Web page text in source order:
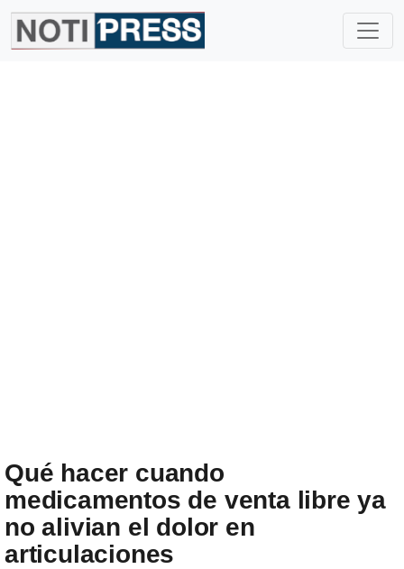
Qué hacer cuando
medicamentos de venta libre ya
no alivian el dolor en
articulaciones